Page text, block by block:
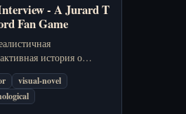
- A Jurard T
Fan Game
история о
месте,
вопросах и
которого
visual-novel